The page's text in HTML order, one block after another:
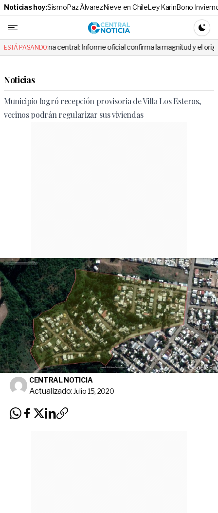
Noticias hoy:SismoPaz ÁlvarezNieve en ChileLey KarinBono
Central
ESTÁ PASANDO:
central: Informe oficial confirma la magnitud y el origen del temblor
Noticias
Municipio logró recepción provisoria de Villa Los Esteros,
vecinos podrán regularizar sus viviendas
CENTRAL NOTICIA
Actualizado: Julio 15, 2020